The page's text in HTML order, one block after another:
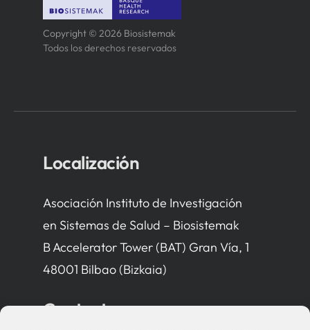
Copyright © 2026 Biosistemak
Todos los derechos reservados
Localización
Asociación Instituto de Investigación
en Sistemas de Salud – Biosistemak
B Accelerator Tower (BAT) Gran Vía, 1
48001 Bilbao (Bizkaia)
Contacto